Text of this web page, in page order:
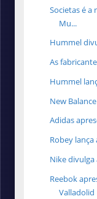
Societas é
Mu...
Hummel
As
Hummel
New
Adidas
Robey lança
Nike divulga
Reebok
Valladolid